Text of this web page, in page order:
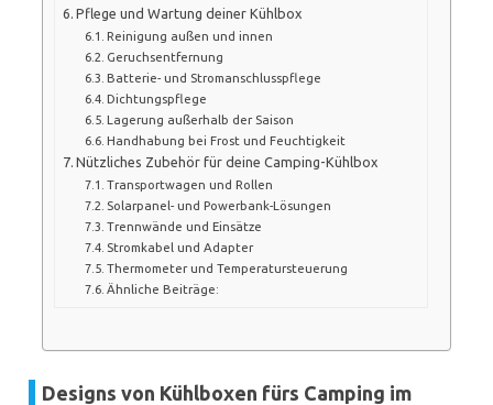
Pflege und Wartung deiner Kühlbox
Reinigung außen und innen
Geruchsentfernung
Batterie- und Stromanschlusspflege
Dichtungspflege
Lagerung außerhalb der Saison
Handhabung bei Frost und Feuchtigkeit
Nützliches Zubehör für deine Camping-Kühlbox
Transportwagen und Rollen
Solarpanel- und Powerbank-Lösungen
Trennwände und Einsätze
Stromkabel und Adapter
Thermometer und Temperatursteuerung
Ähnliche Beiträge:
Designs von Kühlboxen fürs Camping im